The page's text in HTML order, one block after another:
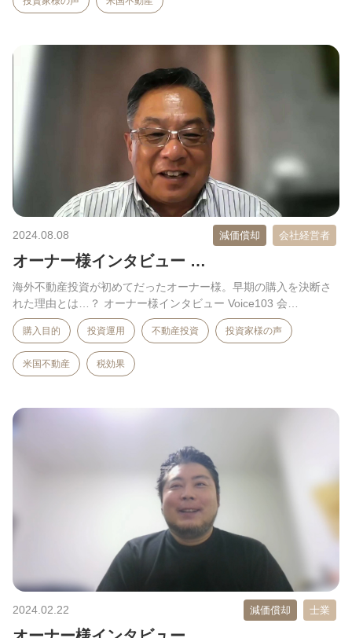
2024.08.08 減価償却 会社経営者
オーナー様インタビュー …
海外不動産投資が初めてだったオーナー様。早期の購入を決断さ
れた理由とは…？ オーナー様インタビュー Voice103 会…
購入目的 投資運用 不動産投資 投資家様の声
米国不動産 税効果
2024.02.22 減価償却 士業